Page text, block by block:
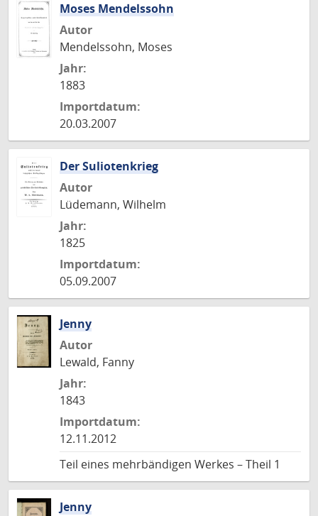
Moses Mendelssohn
Autor
Mendelssohn, Moses
Jahr:
1883
Importdatum:
20.03.2007
Der Suliotenkrieg
Autor
Lüdemann, Wilhelm
Jahr:
1825
Importdatum:
05.09.2007
Jenny
Autor
Lewald, Fanny
Jahr:
1843
Importdatum:
12.11.2012
Teil eines mehrbändigen Werkes – Theil 1
Jenny